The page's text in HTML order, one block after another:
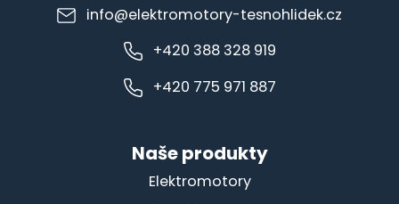
info@elektromotory-tesnohlidek.cz
+420 388 328 919
+420 775 971 887
Naše produkty
Elektromotory